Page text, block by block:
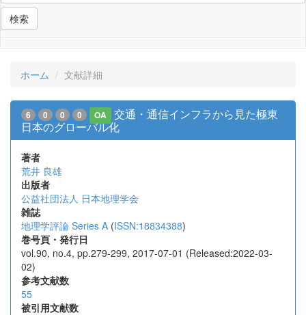
検索
ホーム 文献詳細
6 0 0 0 OA
交通・通信インフラから見た極東
日本のグローバル化
著者
荒井 良雄
出版者
公益社団法人 日本地理学会
雑誌
地理学評論 Series A (ISSN:18834388)
巻号頁・発行日
vol.90, no.4, pp.279-299, 2017-07-01 (Released:2022-03-
02)
参考文献数
55
被引用文献数